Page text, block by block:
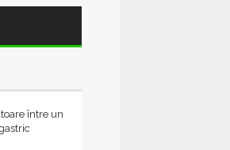
între un